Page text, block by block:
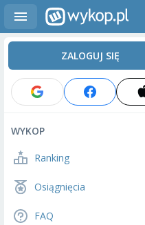
ZALOGUJ SIĘ
WYKOP
Ranking
Osiągnięcia
FAQ